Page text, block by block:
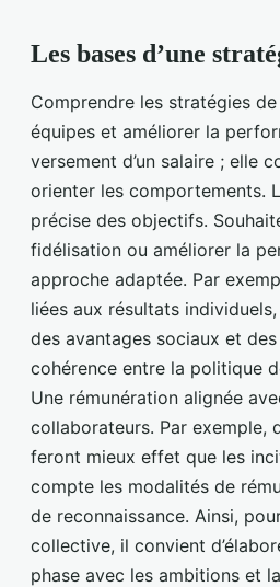
Les bases d’une
Comprendre les stratégies
équipes et améliorer la
versement d’un salaire ; elle
orienter les comportements.
précise des objectifs.
fidélisation ou améliorer la
approche adaptée. Par
liées aux résultats
des avantages sociaux et
cohérence entre la politique
Une rémunération alignée
collaborateurs. Par exemple,
feront mieux effet que les
compte les modalités de
de reconnaissance. Ainsi,
collective, il convient
phase avec les ambitions et